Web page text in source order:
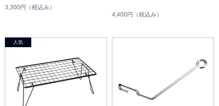
3,300円 （税込み）
4,400円 （税込み）